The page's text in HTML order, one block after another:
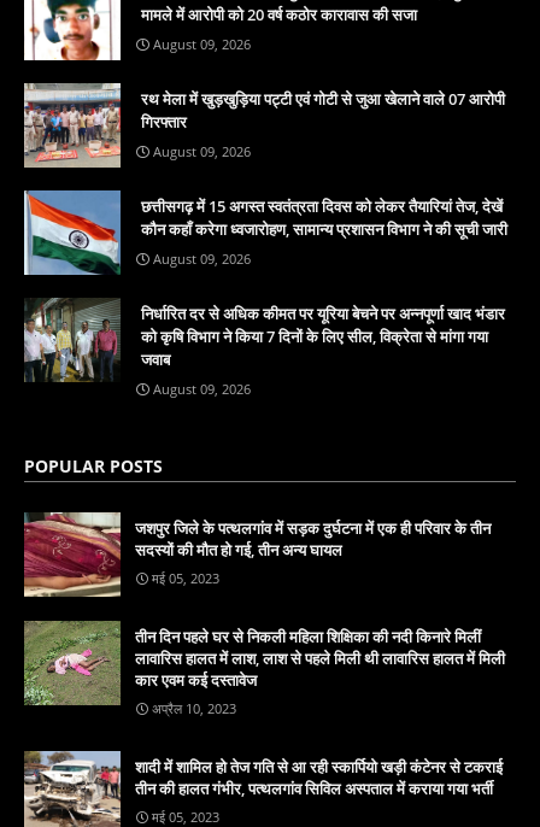
मामले में आरोपी को 20 वर्ष कठोर कारावास की सजा
August 09, 2026
रथ मेला में खुड़खुड़िया पट्टी एवं गोटी से जुआ खेलाने वाले 07 आरोपी
गिरफ्तार
August 09, 2026
छत्तीसगढ़ में 15 अगस्त स्वतंत्रता दिवस को लेकर तैयारियां तेज, देखें
कौन कहाँ करेगा ध्वजारोहण, सामान्य प्रशासन विभाग ने की सूची जारी
August 09, 2026
निर्धारित दर से अधिक कीमत पर यूरिया बेचने पर अन्नपूर्णा खाद भंडार
को कृषि विभाग ने किया 7 दिनों के लिए सील, विक्रेता से मांगा गया
जवाब
August 09, 2026
POPULAR POSTS
जशपुर जिले के पत्थलगांव में सड़क दुर्घटना में एक ही परिवार के तीन
सदस्यों की मौत हो गई, तीन अन्य घायल
मई 05, 2023
तीन दिन पहले घर से निकली महिला शिक्षिका की नदी किनारे मिलीं
लावारिस हालत में लाश, लाश से पहले मिली थी लावारिस हालत में मिली
कार एवम कई दस्तावेज
अप्रैल 10, 2023
शादी में शामिल हो तेज गति से आ रही स्कार्पियो खड़ी कंटेनर से टकराई
तीन की हालत गंभीर, पत्थलगांव सिविल अस्पताल में कराया गया भर्ती
मई 05, 2023